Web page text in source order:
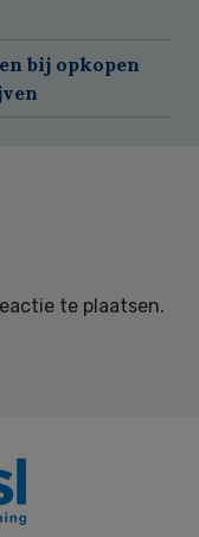
bij opkopen
te plaatsen.